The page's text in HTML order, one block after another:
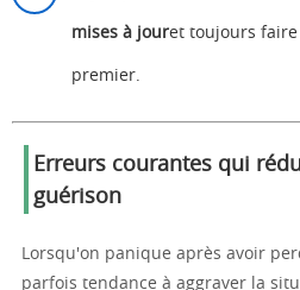
mises à jouret toujours faire
premier.
Erreurs courantes qui
guérison
Lorsqu'on panique après avoir
parfois tendance à aggraver la